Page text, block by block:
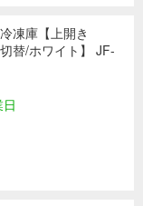
凍庫【上開き
替/ホワイト】 JF-